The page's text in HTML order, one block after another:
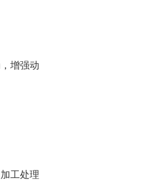
增强动
工处理